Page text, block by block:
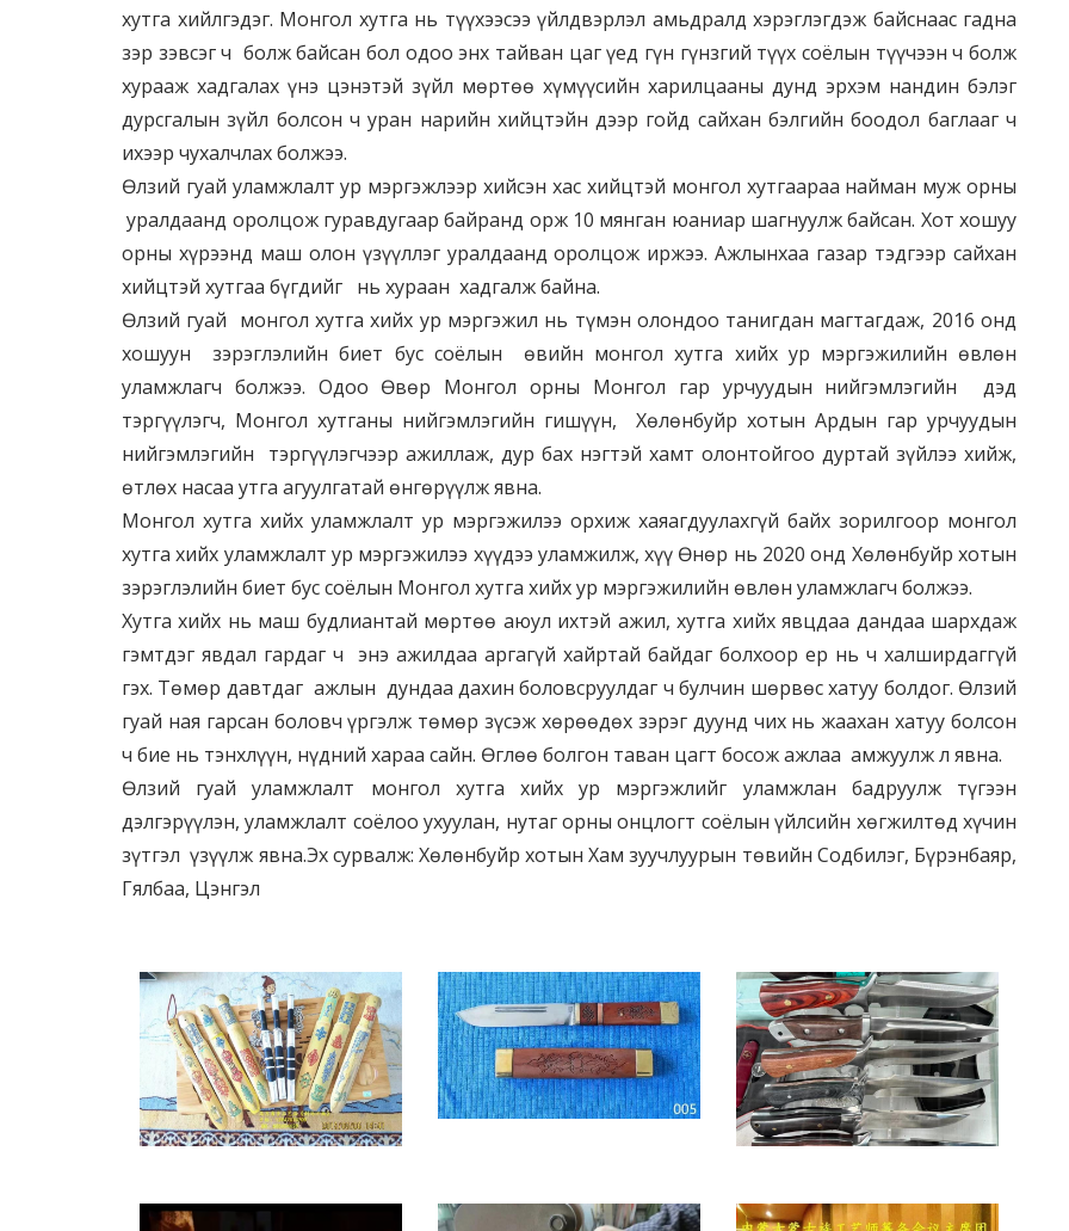
хутга хийлгэдэг. Монгол хутга нь түүхээсээ үйлдвэрлэл амьдралд хэрэглэгдэж байснаас гадна
зэр зэвсэг ч болж байсан бол одоо энх тайван цаг үед гүн гүнзгий түүх соёлын түүчээн ч болж
хурааж хадгалах үнэ цэнэтэй зүйл мөртөө хүмүүсийн харилцааны дунд эрхэм нандин бэлэг
дурсгалын зүйл болсон ч уран нарийн хийцтэйн дээр гойд сайхан бэлгийн боодол баглааг ч
ихээр чухалчлах болжээ.
Өлзий гуай уламжлалт ур мэргэжлээр хийсэн хас хийцтэй монгол хутгаараа найман муж орны
уралдаанд оролцож гуравдугаар байранд орж 10 мянган юаниар шагнуулж байсан. Хот хошуу
орны хүрээнд маш олон үзүүллэг уралдаанд оролцож иржээ. Ажлынхаа газар тэдгээр сайхан
хийцтэй хутгаа бүгдийг нь хураан хадгалж байна.
Өлзий гуай монгол хутга хийх ур мэргэжил нь түмэн олондоо танигдан магтагдаж, 2016 онд
хошуун зэрэглэлийн биет бус соёлын өвийн монгол хутга хийх ур мэргэжилийн өвлөн
уламжлагч болжээ. Одоо Өвөр Монгол орны Монгол гар урчуудын нийгэмлэгийн дэд
тэргүүлэгч, Монгол хутганы нийгэмлэгийн гишүүн, Хөлөнбуйр хотын Ардын гар урчуудын
нийгэмлэгийн тэргүүлэгчээр ажиллаж, дур бах нэгтэй хамт олонтойгоо дуртай зүйлээ хийж,
өтлөх насаа утга агуулгатай өнгөрүүлж явна.
Монгол хутга хийх уламжлалт ур мэргэжилээ орхиж хаяагдуулахгүй байх зорилгоор монгол
хутга хийх уламжлалт ур мэргэжилээ хүүдээ уламжилж, хүү Өнөр нь 2020 онд Хөлөнбуйр хотын
зэрэглэлийн биет бус соёлын Монгол хутга хийх ур мэргэжилийн өвлөн уламжлагч болжээ.
Хутга хийх нь маш будлиантай мөртөө аюул ихтэй ажил, хутга хийх явцдаа дандаа шархдаж
гэмтдэг явдал гардаг ч энэ ажилдаа аргагүй хайртай байдаг болхоор ер нь ч халширдаггүй
гэх. Төмөр давтдаг ажлын дундаа дахин боловсруулдаг ч булчин шөрвөс хатуу болдог. Өлзий
гуай ная гарсан боловч үргэлж төмөр зүсэж хөрөөдөх зэрэг дуунд чих нь жаахан хатуу болсон
ч бие нь тэнхлүүн, нүдний хараа сайн. Өглөө болгон таван цагт босож ажлаа амжуулж л явна.
Өлзий гуай уламжлалт монгол хутга хийх ур мэргэжлийг уламжлан бадруулж түгээн
дэлгэрүүлэн, уламжлалт соёлоо ухуулан, нутаг орны онцлогт соёлын үйлсийн хөгжилтөд хүчин
зүтгэл үзүүлж явна.Эх сурвалж: Хөлөнбуйр хотын Хам зуучлуурын төвийн Содбилэг, Бүрэнбаяр,
Гялбаа, Цэнгэл